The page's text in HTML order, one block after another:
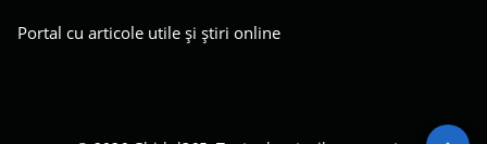
Portal cu articole utile și știri online